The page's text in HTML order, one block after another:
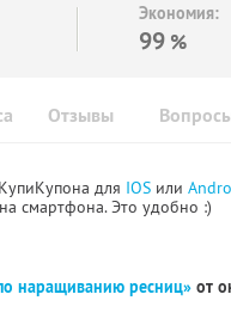
Экономия:
99 %
Отзывы
для IOS или
смартфона. Это удобно :)
наращиванию ресниц» от